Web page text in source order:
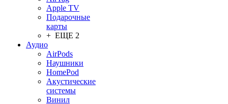
Apple TV
Подарочные
карты
+ ЕЩЕ 2
Аудио
AirPods
Наушники
HomePod
Акустические
системы
Винил